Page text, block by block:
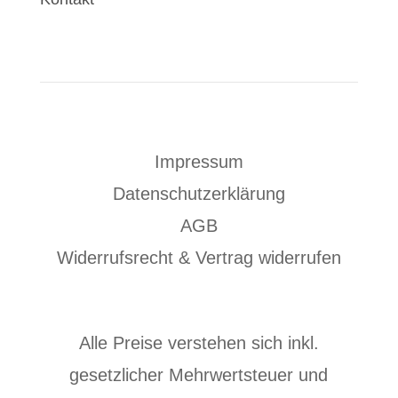
Impressum
Datenschutzerklärung
AGB
Widerrufsrecht & Vertrag widerrufen
Alle Preise verstehen sich inkl.
gesetzlicher Mehrwertsteuer und